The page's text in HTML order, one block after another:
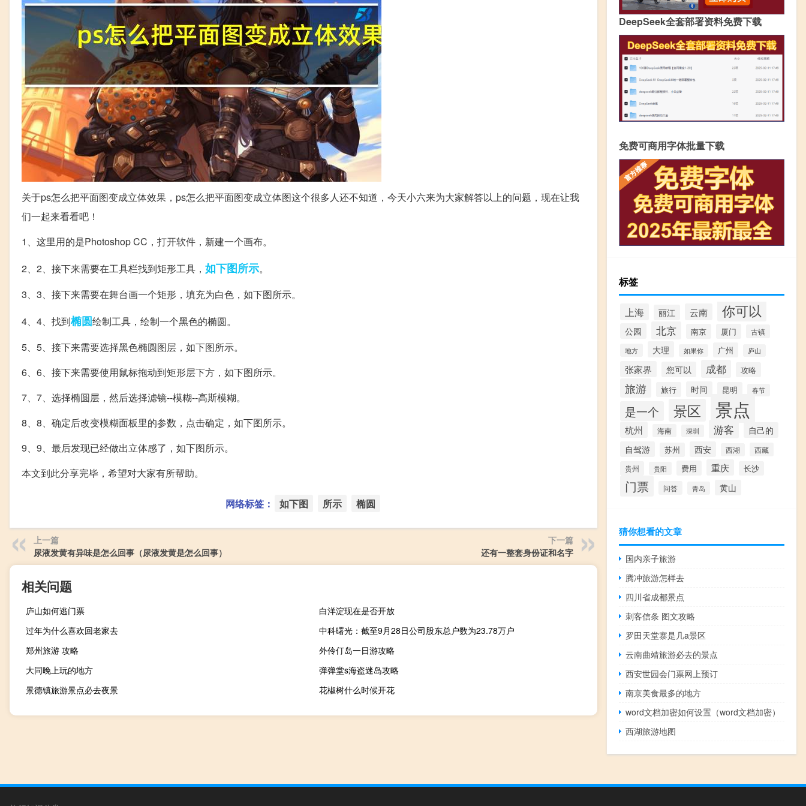
关于ps怎么把平面图变成立体效果，ps怎么把平面图变成立体图这个很多人还不知道，今天小六来为大家解答以上的问题，现在让我
们一起来看看吧！
1、这里用的是Photoshop CC，打开软件，新建一个画布。
2、2、接下来需要在工具栏找到矩形工具， 如下图所示。
3、3、接下来需要在舞台画一个矩形，填充为白色，如下图所示。
4、4、找到椭圆绘制工具，绘制一个黑色的椭圆。
5、5、接下来需要选择黑色椭圆图层，如下图所示。
6、6、接下来需要使用鼠标拖动到矩形层下方，如下图所示。
7、7、选择椭圆层，然后选择滤镜--模糊--高斯模糊。
8、8、确定后改变模糊面板里的参数，点击确定，如下图所示。
9、9、最后发现已经做出立体感了，如下图所示。
本文到此分享完毕，希望对大家有所帮助。
网络标签： 如下图 所示 椭圆
上一篇
尿液发黄有异味是怎么回事（尿液发黄是怎么回事）
下一篇
还有一整套身份证和名字
相关问题
庐山如何逃门票
白洋淀现在是否开放
过年为什么喜欢回老家去
中科曙光：截至9月28日公司股东总户数为23.78万户
郑州旅游 攻略
外伶仃岛一日游攻略
大同晚上玩的地方
弹弹堂s海盗迷岛攻略
景德镇旅游景点必去夜景
花椒树什么时候开花
DeepSeek全套部署资料免费下载
免费可商用字体批量下载
标签
上海 丽江 云南 你可以
公园 北京 南京 厦门 古镇
地方 大理 如果你 广州 庐山
张家界 您可以 成都 攻略
旅游 旅行 时间 昆明 春节
是一个 景区 景点
杭州 海南 深圳 游客
自己的
自驾游
苏州 西安 西湖 西藏
贵州 贵阳 费用 重庆 长沙
门票 问答 青岛 黄山
猜你想看的文章
国内亲子旅游
腾冲旅游怎样去
四川省成都景点
刺客信条 图文攻略
罗田天堂寨是几a景区
云南曲靖旅游必去的景点
西安世园会门票网上预订
南京美食最多的地方
word文档加密如何设置（word文档加密）
西湖旅游地图